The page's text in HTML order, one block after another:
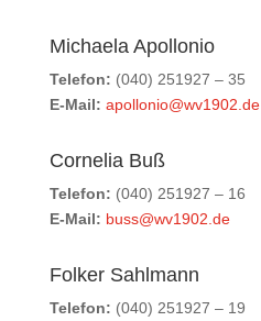
Michaela Apollonio
Telefon: (040) 251927 – 35
E-Mail: apollonio@wv1902.de
Cornelia Buß
Telefon: (040) 251927 – 16
E-Mail: buss@wv1902.de
Folker Sahlmann
Telefon: (040) 251927 – 19